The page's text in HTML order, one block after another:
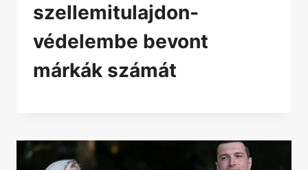
szellemitulajdon-
védelembe bevont
márkák számát